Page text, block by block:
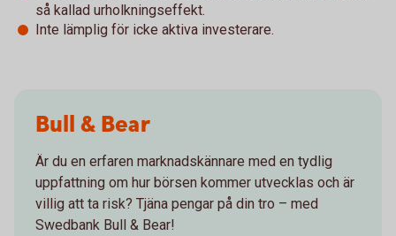
så kallad urholkningseffekt.
Inte lämplig för icke aktiva investerare.
Bull & Bear
Är du en erfaren marknadskännare med en tydlig
uppfattning om hur börsen kommer utvecklas och är
villig att ta risk? Tjäna pengar på din tro – med
Swedbank Bull & Bear!